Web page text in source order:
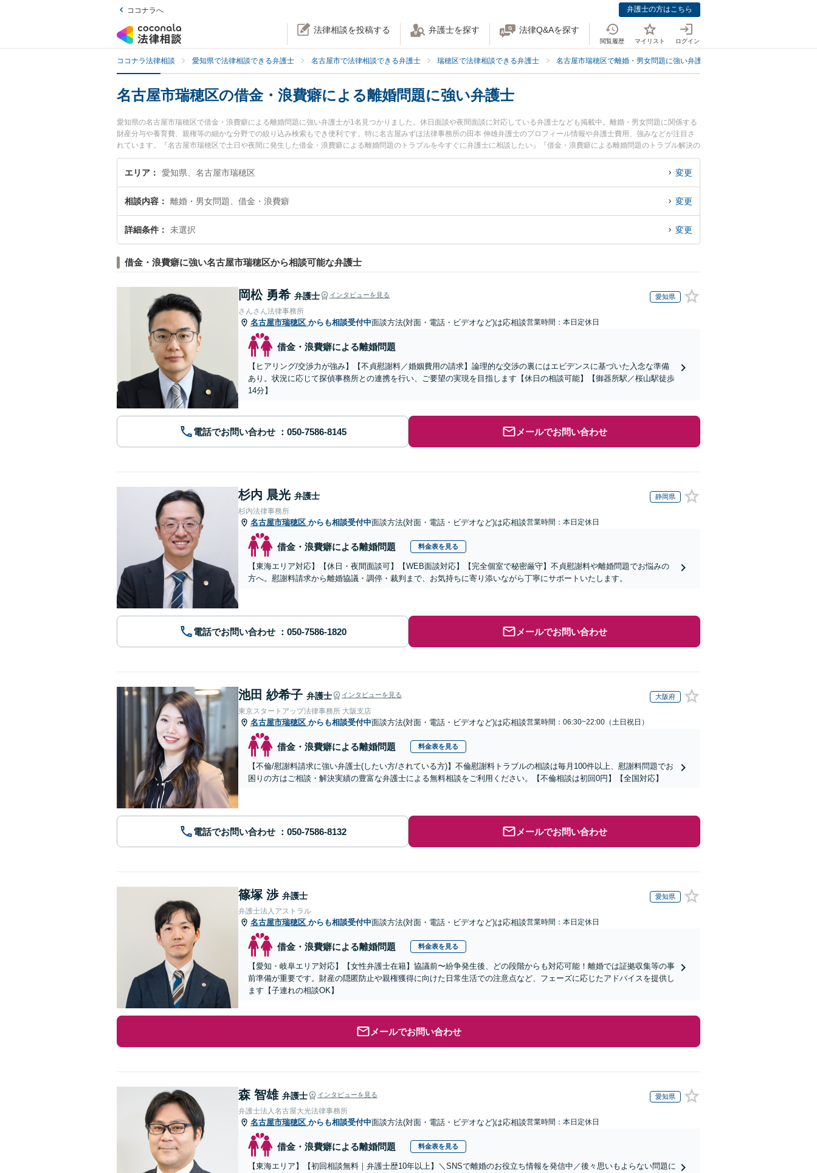
ココナラへ 弁護士の方はこちら
法律相談を投稿する 弁護士を探す 法律Q&Aを探す
閲覧履歴 マイリスト ログイン
ココナラ法律相談 愛知県で法律相談できる弁護士 名古屋市で法律相談できる弁護士 瑞穂区で法律相談できる弁護士 名古屋市瑞穂区で離婚・男女問題に強い弁護士
名古屋市瑞穂区の借金・浪費癖による離婚問題に強い弁護士
愛知県の名古屋市瑞穂区で借金・浪費癖による離婚問題に強い弁護士が1名見つかりました。休日面談や夜間面談に対応している弁護士なども掲載中。離婚・男女問題に関係する
財産分与や養育費、親権等の細かな分野での絞り込み検索もでき便利です。特に名古屋みずほ法律事務所の田本 伸雄弁護士のプロフィール情報や弁護士費用、強みなどが注目さ
れています。『名古屋市瑞穂区で土日や夜間に発生した借金・浪費癖による離婚問題のトラブルを今すぐに弁護士に相談したい』『借金・浪費癖による離婚問題のトラブル解決の
実績豊富な近くの弁護士を検索したい』『初回相談無料で借金・浪費癖による離婚問題を法律相談できる名古屋市瑞穂区内の弁護士に相談予約したい』などでお困りの相談者さん
におすすめです。
エリア 愛知県、名古屋市瑞穂区 変更
相談内容 離婚・男女問題、借金・浪費癖 変更
詳細条件 未選択 変更
借金・浪費癖に強い名古屋市瑞穂区から相談可能な弁護士
岡松 勇希 弁護士 インタビューを見る 愛知県
さんさん法律事務所
名古屋市瑞穂区 からも相談受付中面談方法(対面・電話・ビデオなど)は応相談営業時間：本日定休日
借金・浪費癖による離婚問題
【ヒアリング/交渉力が強み】【不貞慰謝料／婚姻費用の請求】論理的な交渉の裏にはエビデンスに基づいた入念な準備
あり。状況に応じて探偵事務所との連携を行い、ご要望の実現を目指します【休日の相談可能】【御器所駅／桜山駅徒歩
14分】
電話でお問い合わせ メールでお問い合わせ
杉内 晨光 弁護士 静岡県
杉内法律事務所
名古屋市瑞穂区 からも相談受付中面談方法(対面・電話・ビデオなど)は応相談営業時間：本日定休日
借金・浪費癖による離婚問題 料金表を見る
【東海エリア対応】【休日・夜間面談可】【WEB面談対応】【完全個室で秘密厳守】不貞慰謝料や離婚問題でお悩みの
方へ。慰謝料請求から離婚協議・調停・裁判まで、お気持ちに寄り添いながら丁寧にサポートいたします。
電話でお問い合わせ メールでお問い合わせ
池田 紗希子 弁護士 インタビューを見る 大阪府
東京スタートアップ法律事務所 大阪支店
名古屋市瑞穂区 からも相談受付中面談方法(対面・電話・ビデオなど)は応相談営業時間：06:30~22:00（土日祝日）
借金・浪費癖による離婚問題 料金表を見る
【不倫/慰謝料請求に強い弁護士(したい方/されている方)】不倫慰謝料トラブルの相談は毎月100件以上、慰謝料問題でお
困りの方はご相談・解決実績の豊富な弁護士による無料相談をご利用ください。【不倫相談は初回0円】【全国対応】
電話でお問い合わせ メールでお問い合わせ
篠塚 渉 弁護士 愛知県
弁護士法人アストラル
名古屋市瑞穂区 からも相談受付中面談方法(対面・電話・ビデオなど)は応相談営業時間：本日定休日
借金・浪費癖による離婚問題 料金表を見る
【愛知・岐阜エリア対応】【女性弁護士在籍】協議前〜紛争発生後、どの段階からも対応可能！離婚では証拠収集等の事
前準備が重要です。財産の隠匿防止や親権獲得に向けた日常生活での注意点など、フェーズに応じたアドバイスを提供し
ます【子連れの相談OK】
メールでお問い合わせ
森 智雄 弁護士 インタビューを見る 愛知県
弁護士法人名古屋大光法律事務所
名古屋市瑞穂区 からも相談受付中面談方法(対面・電話・ビデオなど)は応相談営業時間：本日定休日
借金・浪費癖による離婚問題 料金表を見る
【東海エリア】【初回相談無料｜弁護士歴10年以上】＼SNSで離婚のお役立ち情報を発信中／後々思いもよらない問題に